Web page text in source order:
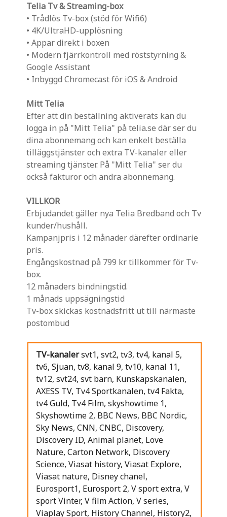
Telia Tv & Streaming-box
• Trådlös Tv-box (stöd för Wifi6)
• 4K/UltraHD-upplösning
• Appar direkt i boxen
• Modern fjärrkontroll med röststyrning &
Google Assistant
• Inbyggd Chromecast för iOS & Android
Mitt Telia
Efter att din beställning aktiverats kan du
logga in på "Mitt Telia" på telia.se där ser du
dina abonnemang och kan enkelt beställa
tilläggstjänster och extra TV-kanaler eller
streaming tjänster. På "Mitt Telia" ser du
också fakturor och andra abonnemang.
VILLKOR
Erbjudandet gäller nya Telia Bredband och Tv
kunder/hushåll.
Kampanjpris i 12 månader därefter ordinarie
pris.
Engångskostnad på 799 kr tillkommer för Tv-
box.
12 månaders bindningstid.
1 månads uppsägningstid
Tv-box skickas kostnadsfritt ut till närmaste
postombud
TV-kanalersvt1, svt2, tv3, tv4, kanal 5,
tv6, Sjuan, tv8, kanal 9, tv10, kanal 11,
tv12, svt24, svt barn, Kunskapskanalen,
AXESS TV, Tv4 Sportkanalen, tv4 Fakta,
tv4 Guld, Tv4 Film, skyshowtime 1,
Skyshowtime 2, BBC News, BBC Nordic,
Sky News, CNN, CNBC, Discovery,
Discovery ID, Animal planet, Love
Nature, Carton Network, Discovery
Science, Viasat history, Viasat Explore,
Viasat nature, Disney chanel,
Eurosport1, Eurosport 2, V sport extra, V
sport Vinter, V film Action, V series,
Viaplay Sport, History Channel, History2,